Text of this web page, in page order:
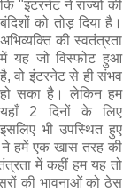
कि "इंटरनेट ने राज्यों की
बंदिशों को तोड़ दिया है।
अभिव्यक्ति की स्वतंत्रता
में यह जो विस्फोट हुआ
है, वो इंटरनेट से ही संभव
हो सका है। लेकिन हम
यहाँ 2 दिनों के लिए
इसलिए भी उपस्थित हुए
हमें एक खास तरह की
में कहीं हम यह तो
की भावनाओं को ठेस